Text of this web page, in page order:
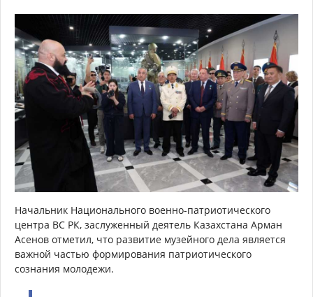
Начальник Национального военно-патриотического
центра ВС РК, заслуженный деятель Казахстана Арман
Асенов отметил, что развитие музейного дела является
важной частью формирования патриотического
сознания молодежи.